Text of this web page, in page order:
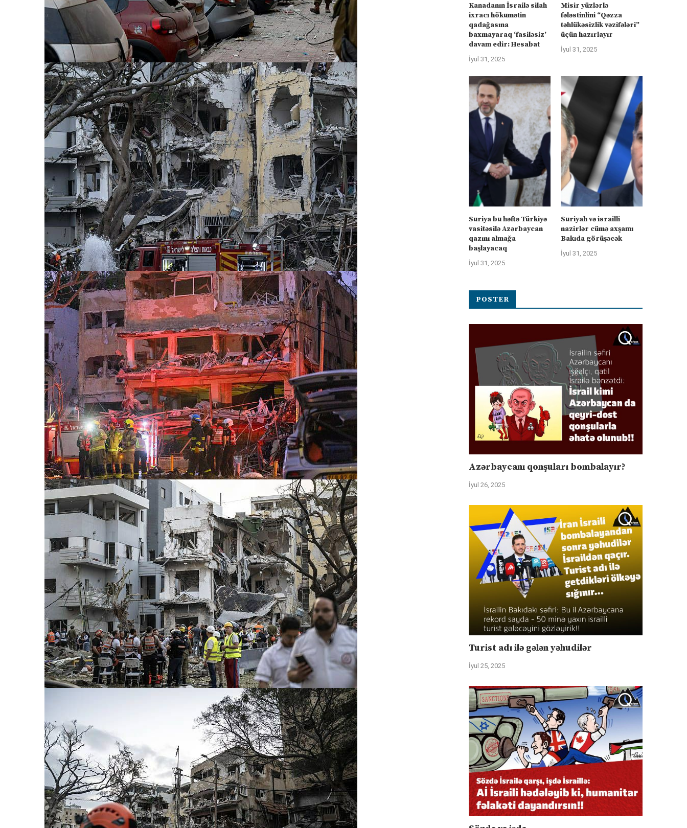
Kanadanın İsrailə silah
ixracı hökumətin
qadağasına
baxmayaraq ‘fasiləsiz’
davam edir: Hesabat
İyul 31, 2025
Misir yüzlərlə
fələstinlini “Qəzza
təhlükəsizlik vəzifələri”
üçün hazırlayır
İyul 31, 2025
Suriya bu həftə Türkiyə
vasitəsilə Azərbaycan
qazını almağa
başlayacaq
İyul 31, 2025
Suriyalı və israilli
nazirlər cümə axşamı
Bakıda görüşəcək
İyul 31, 2025
POSTER
Azərbaycanı qonşuları bombalayır?
İyul 26, 2025
Turist adı ilə gələn yəhudilər
İyul 25, 2025